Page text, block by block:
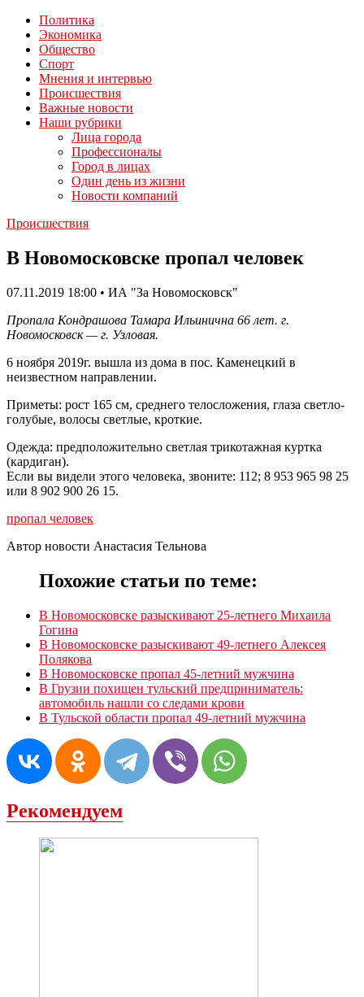
Политика
Экономика
Общество
Спорт
Мнения и интервью
Происшествия
Важные новости
Наши рубрики
Лица города
Профессионалы
Город в лицах
Один день из жизни
Новости компаний
Происшествия
В Новомосковске пропал человек
07.11.2019 18:00 • ИА "За Новомосковск"
Пропала Кондрашова Тамара Ильинична 66 лет. г.
Новомосковск — г. Узловая.
6 ноября 2019г. вышла из дома в пос. Каменецкий в
неизвестном направлении.
Приметы: рост 165 см, среднего телосложения, глаза светло-
голубые, волосы светлые, кроткие.
Одежда: предположительно светлая трикотажная куртка
(кардиган).
Если вы видели этого человека, звоните: 112; 8 953 965 98 25
или 8 902 900 26 15.
пропал человек
Автор новости Анастасия Тельнова
Похожие статьи по теме:
В Новомосковске разыскивают 25-летнего Михаила
Гогина
В Новомосковске разыскивают 49-летнего Алексея
Полякова
В Новомосковске пропал 45-летний мужчина
В Грузии похищен тульский предприниматель:
автомобиль нашли со следами крови
В Тульской области пропал 49-летний мужчина
Рекомендуем